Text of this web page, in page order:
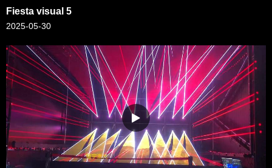
Fiesta visual 5
2025-05-30